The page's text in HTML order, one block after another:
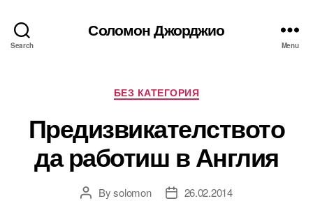
Search
Соломон Джорджио
Menu
Categories
БЕЗ КАТЕГОРИЯ
Предизвикателството
да работиш в Англия
PostBysolomon
Post26.02.2014